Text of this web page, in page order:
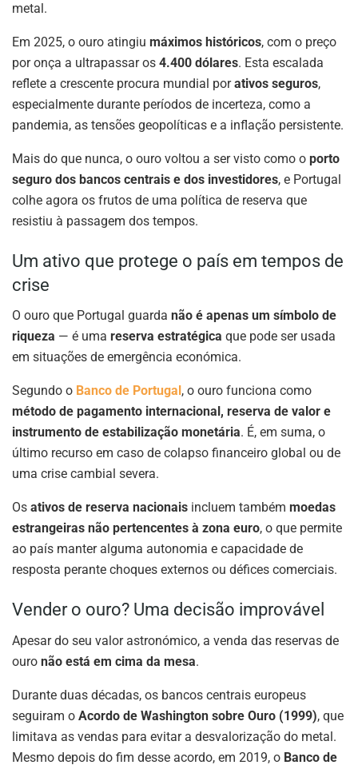
metal.
Em 2025, o ouro atingiu máximos históricos, com o preço
por onça a ultrapassar os 4.400 dólares. Esta escalada
reflete a crescente procura mundial porativos seguros,
especialmente durante períodos de incerteza, como a
pandemia, as tensões geopolíticas e a inflação persistente.
Mais do que nunca, o ouro voltou a ser visto como o porto
seguro dos bancos centrais e dos investidores, e Portugal
colhe agora os frutos de uma política de reserva que
resistiu à passagem dos tempos.
Um ativo que protege o país em tempos de
crise
O ouro que Portugal guarda não é apenas um símbolo de
riqueza — é uma reserva estratégica que pode ser usada
em situações de emergência económica.
Segundo o Banco de Portugal , o ouro funciona como
método de pagamento internacional, reserva de valor e
instrumento de estabilização monetária. É, em suma, o
último recurso em caso de colapso financeiro global ou de
uma crise cambial severa.
Os ativos de reserva nacionais incluem também moedas
estrangeiras não pertencentes à zona euro, o que permite
ao país manter alguma autonomia e capacidade de
resposta perante choques externos ou défices comerciais.
Vender o ouro? Uma decisão improvável
Apesar do seu valor astronómico, a venda das reservas de
ouro não está em cima da mesa.
Durante duas décadas, os bancos centrais europeus
seguiram o Acordo de Washington sobre Ouro (1999), que
limitava as vendas para evitar a desvalorização do metal.
Mesmo depois do fim desse acordo, em 2019, o Banco de